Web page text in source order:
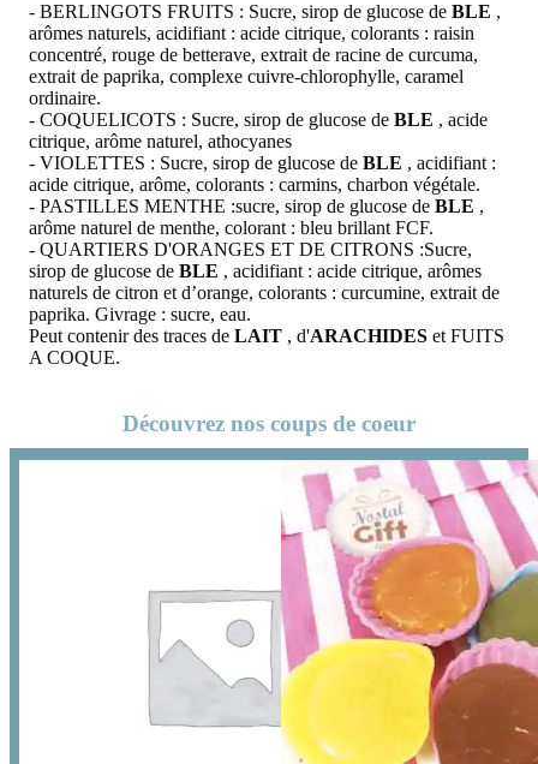
- BERLINGOTS FRUITS : Sucre, sirop de glucose de BLE ,
arômes naturels, acidifiant : acide citrique, colorants : raisin
concentré, rouge de betterave, extrait de racine de curcuma,
extrait de paprika, complexe cuivre-chlorophylle, caramel
ordinaire.
- COQUELICOTS : Sucre, sirop de glucose de BLE , acide
citrique, arôme naturel, athocyanes
- VIOLETTES : Sucre, sirop de glucose de BLE , acidifiant :
acide citrique, arôme, colorants : carmins, charbon végétale.
- PASTILLES MENTHE :sucre, sirop de glucose de BLE ,
arôme naturel de menthe, colorant : bleu brillant FCF.
- QUARTIERS D'ORANGES ET DE CITRONS :Sucre,
sirop de glucose de BLE , acidifiant : acide citrique, arômes
naturels de citron et d’orange, colorants : curcumine, extrait de
paprika. Givrage : sucre, eau.
Peut contenir des traces de LAIT , d'ARACHIDES et FUITS
A COQUE.
Découvrez nos coups de coeur